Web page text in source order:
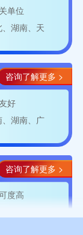
单位
湖南、天
咨询了解更多 >
好
湖南、广
咨询了解更多 >
度高